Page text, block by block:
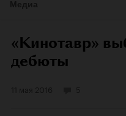
«Кинотавр»
дебюты